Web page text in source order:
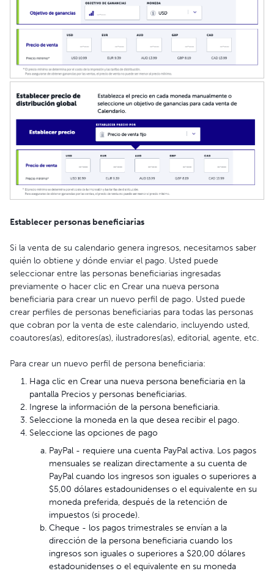
Establecer personas beneficiarias
Si la venta de su calendario genera ingresos, necesitamos saber
quién lo obtiene y dónde enviar el pago. Usted puede
seleccionar entre las personas beneficiarias ingresadas
previamente o hacer clic en Crear una nueva persona
beneficiaria para crear un nuevo perfil de pago. Usted puede
crear perfiles de personas beneficiarias para todas las personas
que cobran por la venta de este calendario, incluyendo usted,
coautores(as), editores(as), ilustradores(as), editorial, agente, etc.
Para crear un nuevo perfil de persona beneficiaria:
Haga clic en Crear una nueva persona beneficiaria en la
pantalla Precios y personas beneficiarias.
Ingrese la información de la persona beneficiaria.
Seleccione la moneda en la que desea recibir el pago.
Seleccione las opciones de pago
PayPal - requiere una cuenta PayPal activa. Los pagos
mensuales se realizan directamente a su cuenta de
PayPal cuando los ingresos son iguales o superiores a
$5,00 dólares estadounidenses o el equivalente en su
moneda preferida, después de la retención de
impuestos (si procede).
Cheque - los pagos trimestrales se envían a la
dirección de la persona beneficiaria cuando los
ingresos son iguales o superiores a $20,00 dólares
estadounidenses o el equivalente en su moneda